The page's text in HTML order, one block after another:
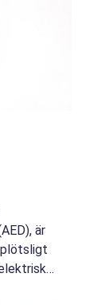
är
plötsligt